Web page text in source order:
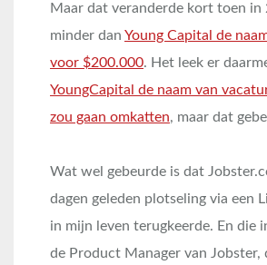
Maar dat veranderde kort toen in
minder dan Young Capital de
voor $200.000. Het leek er
YoungCapital de naam van
zou gaan omkatten, maar dat
Wat wel gebeurde is dat
dagen geleden plotseling via een
in mijn leven terugkeerde. En die
de Product Manager van Jobster,